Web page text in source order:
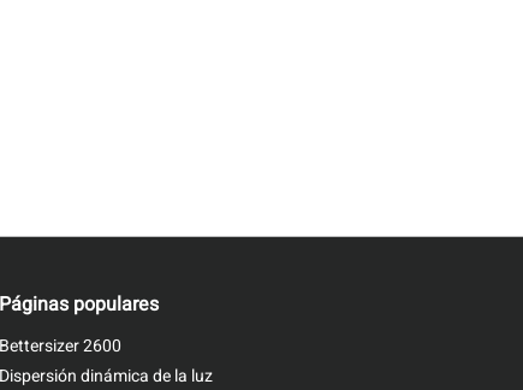
Páginas populares
Bettersizer 2600
Dispersión dinámica de la luz